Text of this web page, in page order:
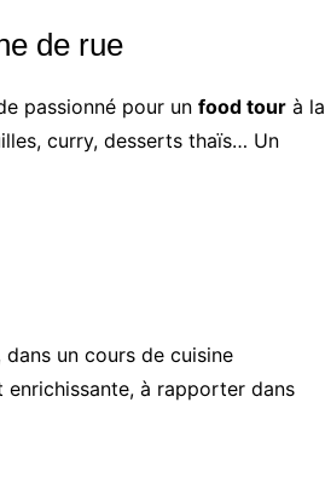
de rue
passionné pour un food tour à la
curry, desserts thaïs… Un
dans un cours de cuisine
à rapporter dans